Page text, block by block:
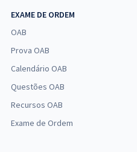
EXAME DE ORDEM
OAB
Prova OAB
Calendário OAB
Questões OAB
Recursos OAB
Exame de Ordem